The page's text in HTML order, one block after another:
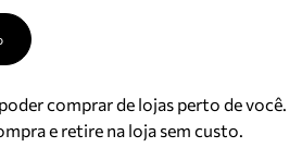
comprar de lojas perto de você.
e retire na loja sem custo.